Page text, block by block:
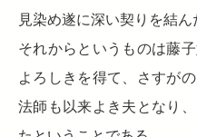
見染め遂に深い契りを結ん
それからというものは藤
よろしきを得て、さすが
法師も以来よき夫となり